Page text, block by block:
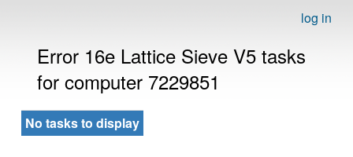
log in
Error 16e Lattice Sieve V5 tasks
for computer 7229851
No tasks to display